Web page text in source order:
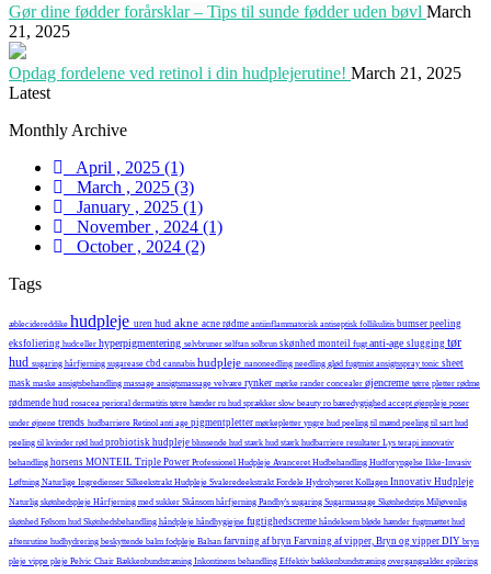
Gør dine fødder forårsklar – Tips til sunde fødder uden bøvl March
21, 2025
Opdag fordelene ved retinol i din hudplejerutine! March 21, 2025
Latest
Monthly Archive
April , 2025 (1)
March , 2025 (3)
January , 2025 (1)
November , 2024 (1)
October , 2024 (2)
Tags
æblecidereddike hudpleje uren hud akne acne rødme antiinflammatorisk antiseptisk follikulitis bumser peeling
eksfoliering hudceller hyperpigmentering selvbruner selftan solbrun skønhed monteil fugt anti-age slugging tør
hud sugaring hårfjerning sugarease cbd cannabis hudpleje nanoneedling needling glød fugtmist ansigtsspray tonic sheet
mask maske ansigtsbehandling massage ansigtsmassage velvære rynker mørke rander concealer øjencreme tørre pletter rødme
rødmende hud rosacea perioral dermatitis tørre hænder ru hud sprækker slow beauty ro bæredygtighed accept øjenpleje poser
under øjnene trends hudbarriere Retinol anti age pigmentpletter mørkepletter yngre hud peeling til mænd peeling til sart hud
peeling til kvinder rød hud probiotisk hudpleje blussende hud stærk hud stærk hudbarriere resultater Lys terapi innovativ
behandling horsens MONTEIL Triple Power Professionel Hudpleje Avanceret Hudbehandling Hudforyngelse Ikke-Invasiv
Løftning Naturlige Ingredienser Silkeekstrakt Hudpleje Svaleredeekstrakt Fordele Hydrolyseret Kollagen Innovativ Hudpleje
Naturlig skønhedspleje Hårfjerning med sukker Skånsom hårfjerning Pandhy's sugaring Sugarmassage Skønhedstips Miljøvenlig
skønhed Følsom hud Skønhedsbehandling håndpleje håndhygiejne fugtighedscreme håndeksem bløde hænder fugtmættet hud
aftenrutine hudhydrering beskyttende balm fodpleje Balsan farvning af bryn Farvning af vipper, Bryn og vipper DIY bryn
pleje vippe pleje Pelvic Chair Bækkenbundstræning Inkontinens behandling Effektiv bækkenbundstræning overgangsalder epilering